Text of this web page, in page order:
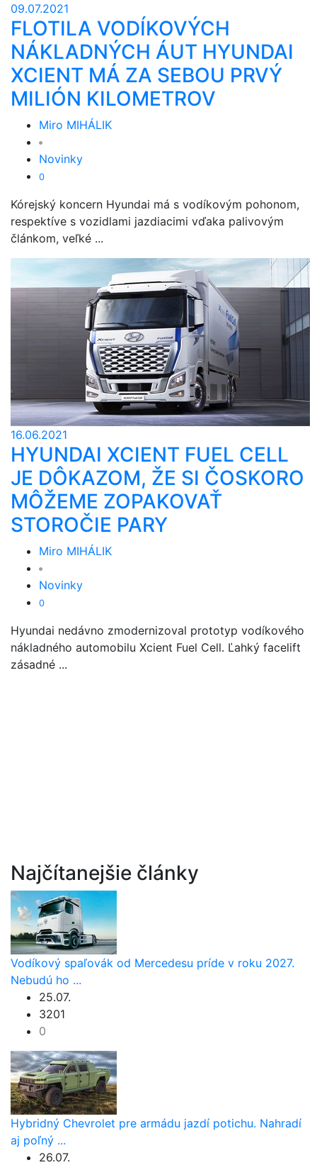
09.07.2021
FLOTILA VODÍKOVÝCH
NÁKLADNÝCH ÁUT HYUNDAI
XCIENT MÁ ZA SEBOU PRVÝ
MILIÓN KILOMETROV
Miro MIHÁLIK
Novinky
0
Kórejský koncern Hyundai má s vodíkovým pohonom,
respektíve s vozidlami jazdiacimi vďaka palivovým
článkom, veľké ...
16.06.2021
HYUNDAI XCIENT FUEL CELL
JE DÔKAZOM, ŽE SI ČOSKORO
MÔŽEME ZOPAKOVAŤ
STOROČIE PARY
Miro MIHÁLIK
Novinky
0
Hyundai nedávno zmodernizoval prototyp vodíkového
nákladného automobilu Xcient Fuel Cell. Ľahký facelift
zásadné ...
Najčítanejšie články
Vodíkový spaľovák od Mercedesu príde v roku 2027.
Nebudú ho ...
25.07.
3201
0
Hybridný Chevrolet pre armádu jazdí potichu. Nahradí
aj poľný ...
26.07.